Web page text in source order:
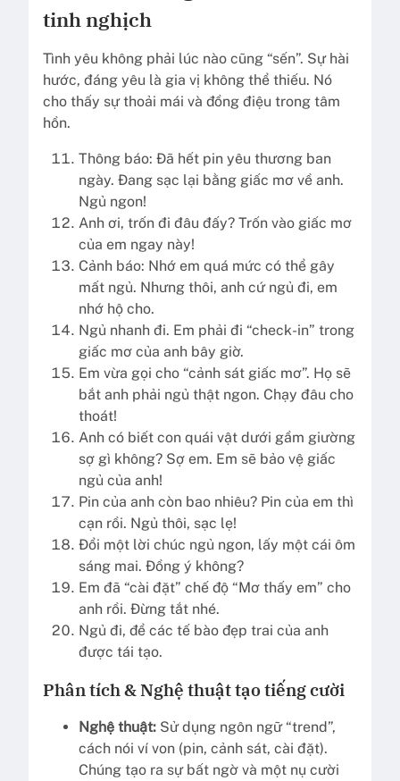
tinh nghịch
Tình yêu không phải lúc nào cũng “sến”. Sự hài
hước, đáng yêu là gia vị không thể thiếu. Nó
cho thấy sự thoải mái và đồng điệu trong tâm
hồn.
Thông báo: Đã hết pin yêu thương ban
ngày. Đang sạc lại bằng giấc mơ về anh.
Ngủ ngon!
Anh ơi, trốn đi đâu đấy? Trốn vào giấc mơ
của em ngay này!
Cảnh báo: Nhớ em quá mức có thể gây
mất ngủ. Nhưng thôi, anh cứ ngủ đi, em
nhớ hộ cho.
Ngủ nhanh đi. Em phải đi “check-in” trong
giấc mơ của anh bây giờ.
Em vừa gọi cho “cảnh sát giấc mơ”. Họ sẽ
bắt anh phải ngủ thật ngon. Chạy đâu cho
thoát!
Anh có biết con quái vật dưới gầm giường
sợ gì không? Sợ em. Em sẽ bảo vệ giấc
ngủ của anh!
Pin của anh còn bao nhiêu? Pin của em thì
cạn rồi. Ngủ thôi, sạc lẹ!
Đổi một lời chúc ngủ ngon, lấy một cái ôm
sáng mai. Đồng ý không?
Em đã “cài đặt” chế độ “Mơ thấy em” cho
anh rồi. Đừng tắt nhé.
Ngủ đi, để các tế bào đẹp trai của anh
được tái tạo.
Phân tích & Nghệ thuật tạo tiếng cười
Nghệ thuật: Sử dụng ngôn ngữ “trend”,
cách nói ví von (pin, cảnh sát, cài đặt).
Chúng tạo ra sự bất ngờ và một nụ cười